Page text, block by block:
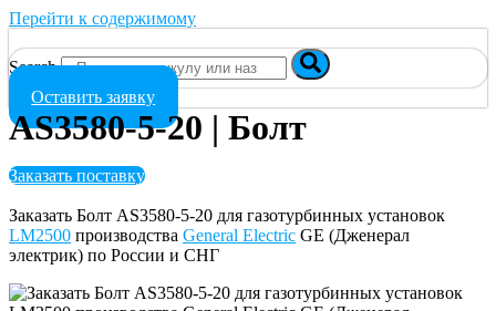
Перейти к содержимому
Search
Оставить заявку
AS3580-5-20 | Болт
Заказать поставку
Заказать Болт AS3580-5-20 для газотурбинных установок
LM2500 производства General Electric GE (Дженерал
электрик) по России и СНГ